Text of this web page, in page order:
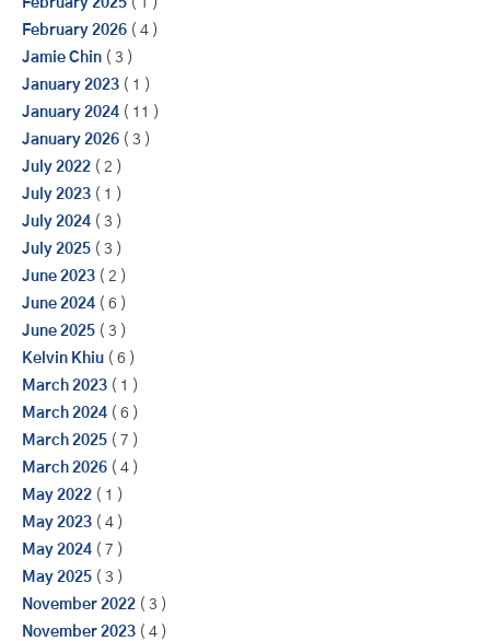
February 2025 ( 1 )
February 2026 ( 4 )
Jamie Chin ( 3 )
January 2023 ( 1 )
January 2024 ( 11 )
January 2026 ( 3 )
July 2022 ( 2 )
July 2023 ( 1 )
July 2024 ( 3 )
July 2025 ( 3 )
June 2023 ( 2 )
June 2024 ( 6 )
June 2025 ( 3 )
Kelvin Khiu ( 6 )
March 2023 ( 1 )
March 2024 ( 6 )
March 2025 ( 7 )
March 2026 ( 4 )
May 2022 ( 1 )
May 2023 ( 4 )
May 2024 ( 7 )
May 2025 ( 3 )
November 2022 ( 3 )
November 2023 ( 4 )